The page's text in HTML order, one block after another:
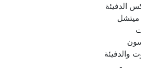
الدفيئة
ميتشل
والدفيئة